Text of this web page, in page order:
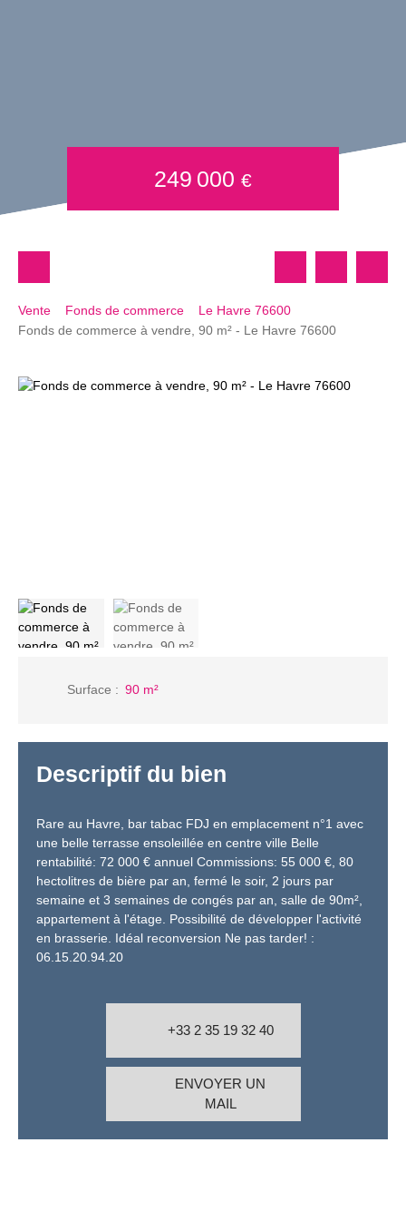
249 000 €
Vente Fonds de commerce
Le Havre 76600
Fonds de commerce à vendre, 90 m² - Le Havre 76600
Surface : 90 m²
Descriptif du bien
Rare au Havre, bar tabac FDJ en emplacement n°1 avec
une belle terrasse ensoleillée en centre ville Belle
rentabilité: 72 000 € annuel Commissions: 55 000 €, 80
hectolitres de bière par an, fermé le soir, 2 jours par
semaine et 3 semaines de congés par an, salle de 90m²,
appartement à l'étage. Possibilité de développer l'activité
en brasserie. Idéal reconversion Ne pas tarder! :
06.15.20.94.20
+33 2 35 19 32 40
ENVOYER UN
MAIL